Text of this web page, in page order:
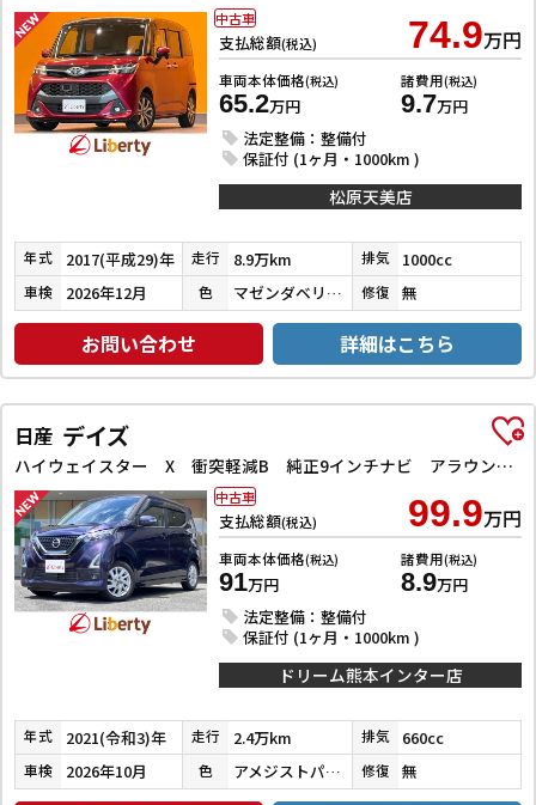
支払総額(税込) 74.9万円
車両本体価格(税込)
65.2万円
諸費用(税込)
9.7万円
法定整備：整備付
保証付 (1ヶ月・1000km )
中古車
松原天美店
年式 2017(平成29)年 走行 8.9万km 排気 1000cc
車検 2026年12月 色 マゼンダベリーマイカメタリック／ブラックマイカメタリック 修復 無
お問い合わせ 詳細はこちら
日産 デイズ
ハイウェイスター X 衝突軽減B 純正9インチナビ アラウンドビューモニター ETC LEDヘッドライト フォグライト スマートキー プッシュスタート アイドリングストップ 革巻きステアリング オートエアコン
支払総額(税込) 99.9万円
車両本体価格(税込)
91万円
諸費用(税込)
8.9万円
法定整備：整備付
保証付 (1ヶ月・1000km )
中古車
ドリーム熊本インター店
年式 2021(令和3)年 走行 2.4万km 排気 660cc
車検 2026年10月 色 アメジストパープルパールメタリック 修復 無